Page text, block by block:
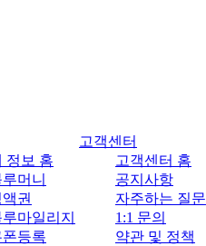
정보 홈
머니
권
루마일리지
폰등록
고객센터
고객센터 홈
공지사항
자주하는 질문
1:1 문의
약관 및 정책